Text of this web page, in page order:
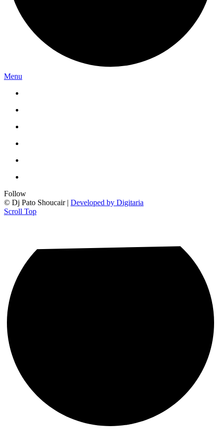
Menu
Follow
© Dj Pato Shoucair | Developed by Digitaria
Scroll Top